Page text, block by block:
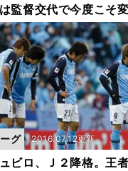
監督交代で今度こそ
のか
ビロ、Ｊ２降格。王
2016.07.12更新
グ